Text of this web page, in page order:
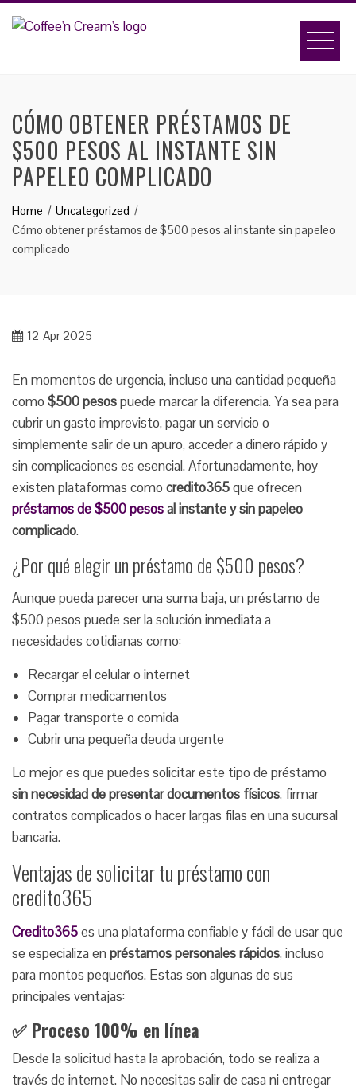
CÓMO OBTENER PRÉSTAMOS DE
$500 PESOS AL INSTANTE SIN
PAPELEO COMPLICADO
Home
Uncategorized
Cómo obtener préstamos de $500 pesos al instante sin papeleo
complicado
12 Apr 2025
En momentos de urgencia, incluso una cantidad pequeña
como $500 pesospuede marcar la diferencia. Ya sea para
cubrir un gasto imprevisto, pagar un servicio o
simplemente salir de un apuro, acceder a dinero rápido y
sin complicaciones es esencial. Afortunadamente, hoy
existen plataformas como credito365que ofrecen
préstamos de $500 pesosal instante y sin papeleo
complicado.
¿Por qué elegir un préstamo de $500 pesos?
Aunque pueda parecer una suma baja, un préstamo de
$500 pesos puede ser la solución inmediata a
necesidades cotidianas como:
Recargar el celular o internet
Comprar medicamentos
Pagar transporte o comida
Cubrir una pequeña deuda urgente
Lo mejor es que puedes solicitar este tipo de préstamo
sin necesidad de presentar documentos físicos, firmar
contratos complicados o hacer largas filas en una sucursal
bancaria.
Ventajas de solicitar tu préstamo con
credito365
Credito365es una plataforma confiable y fácil de usar que
se especializa enpréstamos personales rápidos, incluso
para montos pequeños. Estas son algunas de sus
principales ventajas:
✅ Proceso 100% en línea
Desde la solicitud hasta la aprobación, todo se realiza a
través de internet. No necesitas salir de casa ni entregar